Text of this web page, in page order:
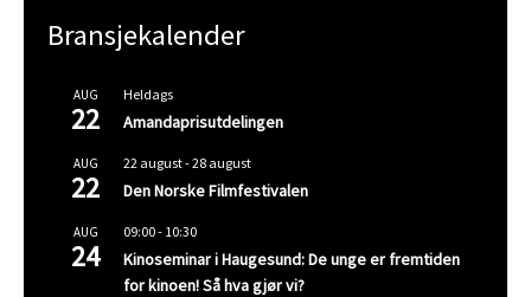
Bransjekalender
AUG
22
Heldags
Amandaprisutdelingen
AUG
22
22 august-28 august
Den Norske Filmfestivalen
AUG
24
09:00- 10:30
Kinoseminar i Haugesund: De unge er fremtiden
for kinoen! Så hva gjør vi?